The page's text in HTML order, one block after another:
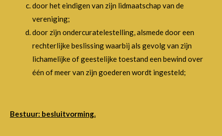
door het eindigen van zijn lidmaatschap van de
vereniging;
door zijn ondercuratelestelling, alsmede door een
rechterlijke beslissing waarbij als gevolg van zijn
lichamelijke of geestelijke toestand een bewind over
één of meer van zijn goederen wordt ingesteld;
Bestuur: besluitvorming.